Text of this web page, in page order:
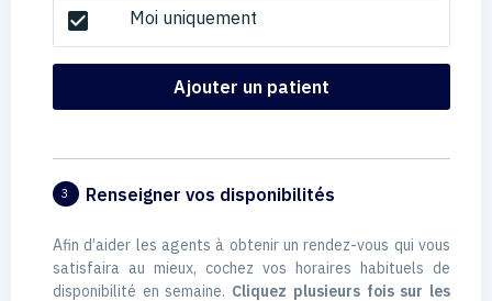
check_box Moi uniquement
Ajouter un patient
3 Renseigner vos disponibilités
Afin d’aider les agents à obtenir un rendez-vous qui vous
satisfaira au mieux, cochez vos horaires habituels de
disponibilité en semaine. Cliquez plusieurs fois sur les